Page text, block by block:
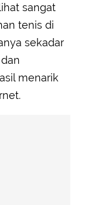
sangat
tenis di
sekadar
menarik